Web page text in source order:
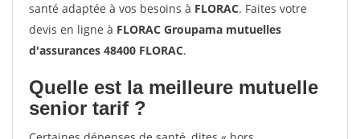
santé adaptée à vos besoins à FLORAC. Faites votre
devis en ligne à FLORAC Groupama mutuelles
d'assurances 48400 FLORAC.
Quelle est la meilleure mutuelle
senior tarif ?